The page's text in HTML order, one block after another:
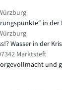
in
Wasser in der
Marktsteft
und